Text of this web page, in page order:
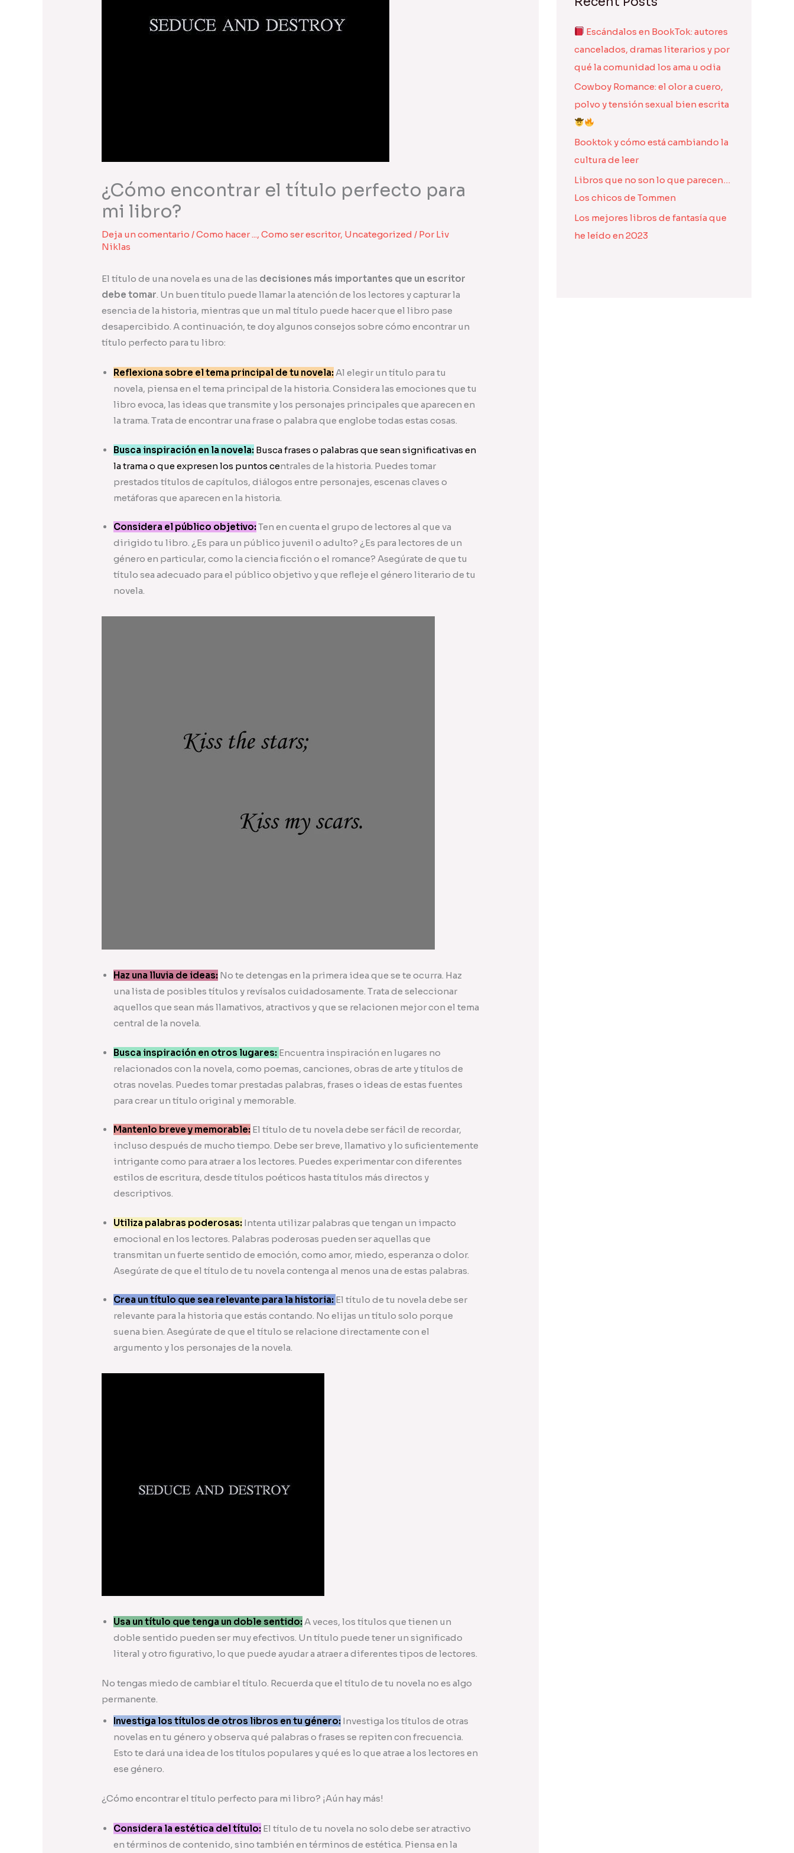
¿Cómo encontrar el título perfecto para
mi libro?
Deja un comentario /Como hacer ...,Como ser escritor, Uncategorized / Por Liv
Niklas
El título de una novela es una de las decisiones más importantes que un escritor
debe tomar. Un buen título puede llamar la atención de los lectores y capturar la
esencia de la historia, mientras que un mal título puede hacer que el libro pase
desapercibido. A continuación, te doy algunos consejos sobre cómo encontrar un
título perfecto para tu libro:
Reflexiona sobre el tema principal de tu novela: Al elegir un título para tu
novela, piensa en el tema principal de la historia. Considera las emociones que tu
libro evoca, las ideas que transmite y los personajes principales que aparecen en
la trama. Trata de encontrar una frase o palabra que englobe todas estas cosas.
Busca inspiración en la novela: Busca frases o palabras que sean significativas en
la trama o que expresen los puntos centrales de la historia. Puedes tomar
prestados títulos de capítulos, diálogos entre personajes, escenas claves o
metáforas que aparecen en la historia.
Considera el público objetivo: Ten en cuenta el grupo de lectores al que va
dirigido tu libro. ¿Es para un público juvenil o adulto? ¿Es para lectores de un
género en particular, como la ciencia ficción o el romance? Asegúrate de que tu
título sea adecuado para el público objetivo y que refleje el género literario de tu
novela.
Haz una lluvia de ideas: No te detengas en la primera idea que se te ocurra. Haz
una lista de posibles títulos y revísalos cuidadosamente. Trata de seleccionar
aquellos que sean más llamativos, atractivos y que se relacionen mejor con el tema
central de la novela.
Busca inspiración en otros lugares: Encuentra inspiración en lugares no
relacionados con la novela, como poemas, canciones, obras de arte y títulos de
otras novelas. Puedes tomar prestadas palabras, frases o ideas de estas fuentes
para crear un título original y memorable.
Mantenlo breve y memorable: El título de tu novela debe ser fácil de recordar,
incluso después de mucho tiempo. Debe ser breve, llamativo y lo suficientemente
intrigante como para atraer a los lectores. Puedes experimentar con diferentes
estilos de escritura, desde títulos poéticos hasta títulos más directos y
descriptivos.
Utiliza palabras poderosas: Intenta utilizar palabras que tengan un impacto
emocional en los lectores. Palabras poderosas pueden ser aquellas que
transmitan un fuerte sentido de emoción, como amor, miedo, esperanza o dolor.
Asegúrate de que el título de tu novela contenga al menos una de estas palabras.
Crea un título que sea relevante para la historia: El título de tu novela debe ser
relevante para la historia que estás contando. No elijas un título solo porque
suena bien. Asegúrate de que el título se relacione directamente con el
argumento y los personajes de la novela.
Usa un título que tenga un doble sentido: A veces, los títulos que tienen un
doble sentido pueden ser muy efectivos. Un título puede tener un significado
literal y otro figurativo, lo que puede ayudar a atraer a diferentes tipos de lectores.
No tengas miedo de cambiar el título. Recuerda que el título de tu novela no es algo
permanente.
Investiga los títulos de otros libros en tu género: Investiga los títulos de otras
novelas en tu género y observa qué palabras o frases se repiten con frecuencia.
Esto te dará una idea de los títulos populares y qué es lo que atrae a los lectores en
ese género.
¿Cómo encontrar el título perfecto para mi libro? ¡Aún hay más!
Considera la estética del título: El título de tu novela no solo debe ser atractivo
en términos de contenido, sino también en términos de estética. Piensa en la
Escándalos en BookTok: autores
cancelados, dramas literarios y por
qué la comunidad los ama u odia
Cowboy Romance: el olor a cuero,
polvo y tensión sexual bien escrita
Booktok y cómo está cambiando la
cultura de leer
Libros que no son lo que parecen…
Los chicos de Tommen
Los mejores libros de fantasía que
he leído en 2023